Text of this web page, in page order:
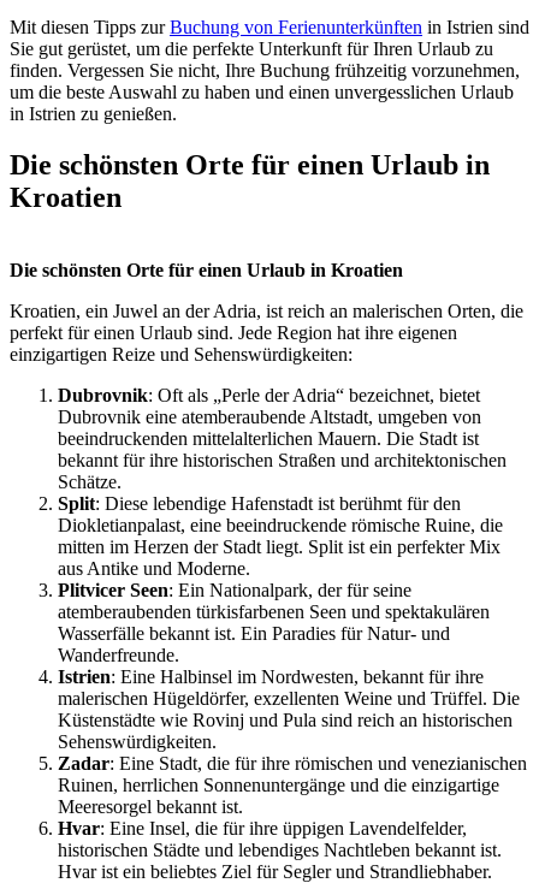
Mit diesen Tipps zurBuchung von Ferienunterkünften in Istrien sind
Sie gut gerüstet, um die perfekte Unterkunft für Ihren Urlaub zu
finden. Vergessen Sie nicht, Ihre Buchung frühzeitig vorzunehmen,
um die beste Auswahl zu haben und einen unvergesslichen Urlaub
in Istrien zu genießen.
Die schönsten Orte für einen Urlaub in
Kroatien
Die schönsten Orte für einen Urlaub in Kroatien
Kroatien, ein Juwel an der Adria, ist reich an malerischen Orten, die
perfekt für einen Urlaub sind. Jede Region hat ihre eigenen
einzigartigen Reize und Sehenswürdigkeiten:
Dubrovnik: Oft als „Perle der Adria“ bezeichnet, bietet
Dubrovnik eine atemberaubende Altstadt, umgeben von
beeindruckenden mittelalterlichen Mauern. Die Stadt ist
bekannt für ihre historischen Straßen und architektonischen
Schätze.
Split: Diese lebendige Hafenstadt ist berühmt für den
Diokletianpalast, eine beeindruckende römische Ruine, die
mitten im Herzen der Stadt liegt. Split ist ein perfekter Mix
aus Antike und Moderne.
Plitvicer Seen: Ein Nationalpark, der für seine
atemberaubenden türkisfarbenen Seen und spektakulären
Wasserfälle bekannt ist. Ein Paradies für Natur- und
Wanderfreunde.
Istrien: Eine Halbinsel im Nordwesten, bekannt für ihre
malerischen Hügeldörfer, exzellenten Weine und Trüffel. Die
Küstenstädte wie Rovinj und Pula sind reich an historischen
Sehenswürdigkeiten.
Zadar: Eine Stadt, die für ihre römischen und venezianischen
Ruinen, herrlichen Sonnenuntergänge und die einzigartige
Meeresorgel bekannt ist.
Hvar: Eine Insel, die für ihre üppigen Lavendelfelder,
historischen Städte und lebendiges Nachtleben bekannt ist.
Hvar ist ein beliebtes Ziel für Segler und Strandliebhaber.